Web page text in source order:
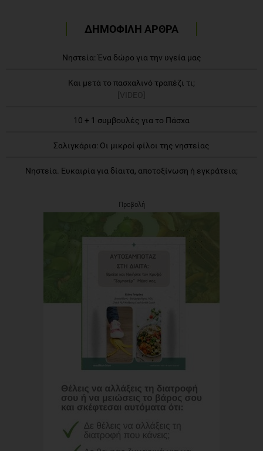
ΔΗΜΟΦΙΛΗ ΑΡΘΡΑ
Νηστεία: Ένα δώρο για την υγεία μας
Και μετά το πασχαλινό τραπέζι τι;
[VIDEO]
10 + 1 συμβουλές για το Πάσχα
Σαλιγκάρια: Οι μικροί φίλοι της νηστείας
Νηστεία. Ευκαιρία για δίαιτα, αποτοξίνωση ή εγκράτεια;
Προβολή